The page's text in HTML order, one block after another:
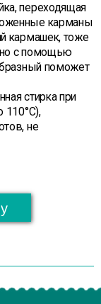
переходящая
карманы
кармашек, тоже
с помощью
поможет
стирка при
110°С),
не